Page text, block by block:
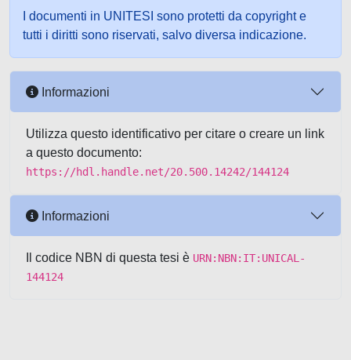
I documenti in UNITESI sono protetti da copyright e
tutti i diritti sono riservati, salvo diversa indicazione.
Informazioni
Utilizza questo identificativo per citare o creare un link
a questo documento:
https://hdl.handle.net/20.500.14242/144124
Informazioni
Il codice NBN di questa tesi è URN:NBN:IT:UNICAL-
144124